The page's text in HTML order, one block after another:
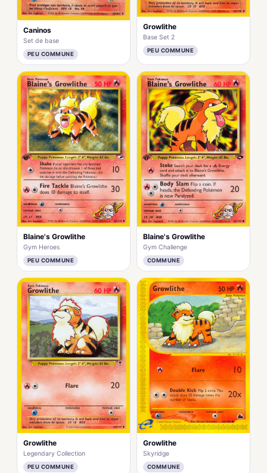
Caninos
Set de base
PEU COMMUNE
Growlithe
Base Set 2
PEU COMMUNE
Blaine's Growlithe
Gym Heroes
PEU COMMUNE
Blaine's Growlithe
Gym Challenge
COMMUNE
Growlithe
Legendary Collection
PEU COMMUNE
Growlithe
Skyridge
COMMUNE